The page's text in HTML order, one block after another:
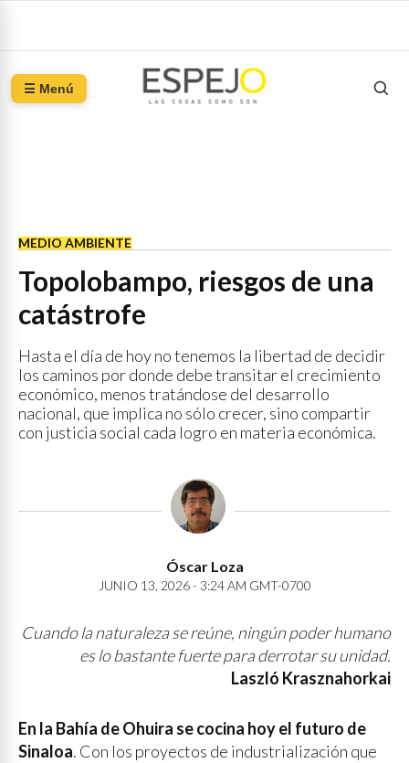
☰ Menú
MEDIO AMBIENTE
Topolobampo, riesgos de una
catástrofe
Hasta el día de hoy no tenemos la libertad de decidir
los caminos por donde debe transitar el crecimiento
económico, menos tratándose del desarrollo
nacional, que implica no sólo crecer, sino compartir
con justicia social cada logro en materia económica.
Óscar Loza
JUNIO 13, 2026 - 3:24 AM GMT-0700
Cuando la naturaleza se reúne, ningún poder humano
es lo bastante fuerte para derrotar su unidad.
Laszló Krasznahorkai
En la Bahía de Ohuira se cocina hoy el futuro de
Sinaloa. Con los proyectos de industrialización que